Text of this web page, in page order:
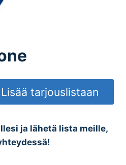
Lisää tarjouslistaan
ja lähetä lista meille,